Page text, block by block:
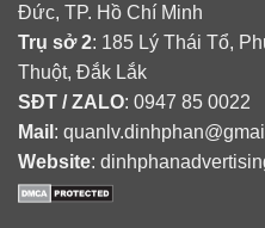
Đức, TP. Hồ Chí Minh
Trụ sở 2: 185 Lý Thái Tổ,
Thuột, Đắk Lắk
SĐT / ZALO: 0947 85 0022
Mail :
Website: